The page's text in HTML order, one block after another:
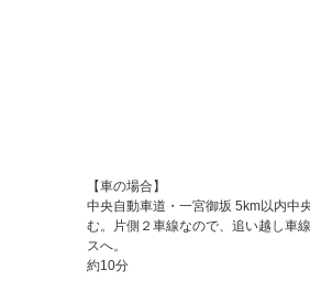
【車の場合】
中央自動車道・一宮御坂 5km以内中
む。片側２車線なので、追い越し車
スへ。
約10分